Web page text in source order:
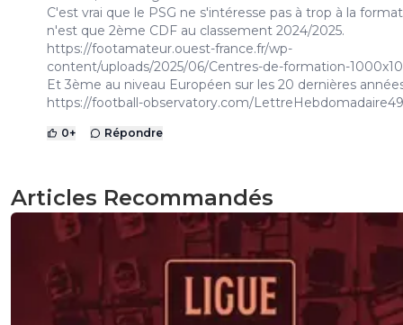
C'est vrai que le PSG ne s'intéresse pas à trop à la
n'est que 2ème CDF au classement 2024/2025.
https://footamateur.ouest-france.fr/wp-
content/uploads/2025/06/Centres-de-formation-
Et 3ème au niveau Européen sur les 20 dernières
https://football-observatory.com/
0+ Répondre
Articles Recommandés